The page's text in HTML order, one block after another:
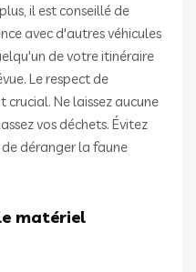
il est conseillé de
avec d'autres véhicules
de votre itinéraire
Le respect de
Ne laissez aucune
vos déchets. Évitez
déranger la faune
matériel